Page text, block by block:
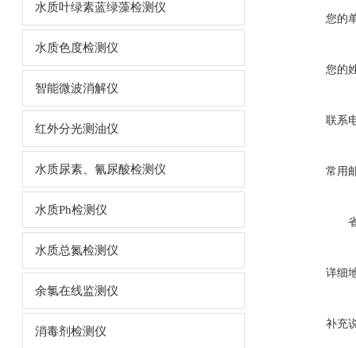
水质叶绿素蓝绿藻检测仪
水质色度检测仪
智能微波消解仪
红外分光测油仪
水质尿素、氰尿酸检测仪
水质Ph检测仪
水质总氮检测仪
余氯在线监测仪
消毒剂检测仪
您的
您的
联系
常用
详细
补充